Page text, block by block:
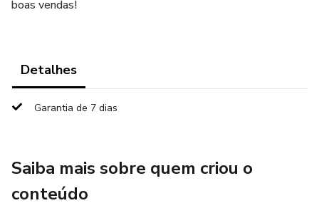
boas vendas!
Detalhes
Garantia de 7 dias
Saiba mais sobre quem criou o
conteúdo